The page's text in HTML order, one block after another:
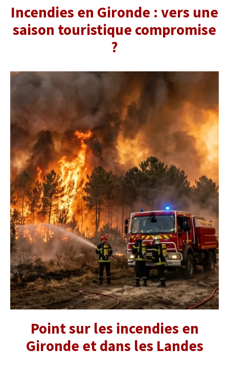
Incendies en Gironde : vers une
saison touristique compromise
?
Point sur les incendies en
Gironde et dans les Landes